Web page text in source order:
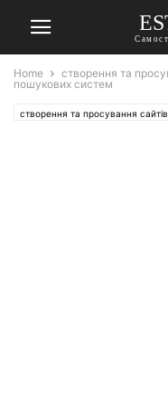
Home створення та
пошукових систем
створення та просування сайтів